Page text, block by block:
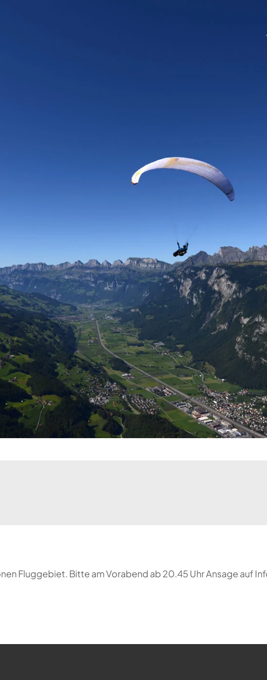
Fluggebiet. Bitte am Vorabend ab 20.45 Uhr Ansage auf